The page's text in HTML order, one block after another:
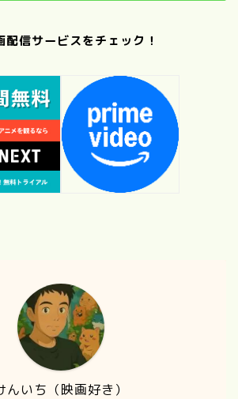
配信サービスをチェック！
んいち（映画好き）